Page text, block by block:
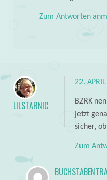
Zum Antworten
LILSTARNIC
22.
BZRK
jetzt
sicher,
Zum